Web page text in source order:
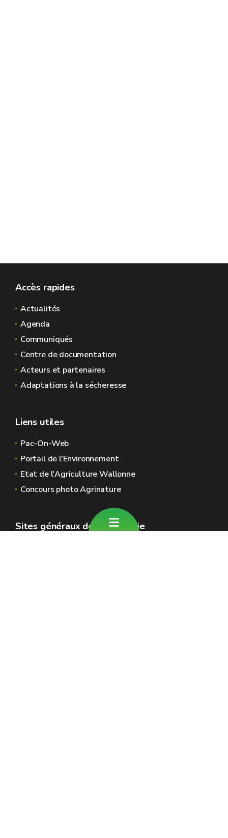
Accès rapides
Actualités
Agenda
Communiqués
Centre de documentation
Acteurs et partenaires
Adaptations à la sécheresse
Liens utiles
Pac-On-Web
Portail de l'Environnement
Etat de l'Agriculture Wallonne
Concours photo Agrinature
Sites généraux de la Wallonie